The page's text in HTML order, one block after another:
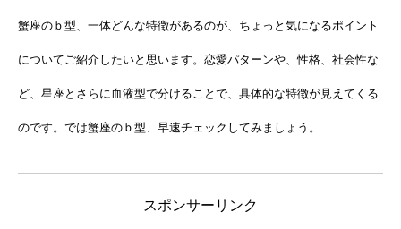
蟹座のｂ型、一体どんな特徴があるのが、ちょっと気になるポイント
についてご紹介したいと思います。恋愛パターンや、性格、社会性な
ど、星座とさらに血液型で分けることで、具体的な特徴が見えてくる
のです。では蟹座のｂ型、早速チェックしてみましょう。
スポンサーリンク